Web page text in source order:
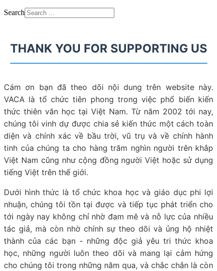
Search
THANK YOU FOR SUPPORTING US
Cám ơn bạn đã theo dõi nội dung trên website này.
VACA là tổ chức tiên phong trong việc phổ biến kiến
thức thiên văn học tại Việt Nam. Từ năm 2002 tới nay,
chúng tôi vinh dự được chia sẻ kiến thức một cách toàn
diện và chính xác về bầu trời, vũ trụ và về chính hành
tinh của chúng ta cho hàng trăm nghìn người trên khắp
Việt Nam cũng như cộng đồng người Việt hoặc sử dụng
tiếng Việt trên thế giới.
Dưới hình thức là tổ chức khoa học và giáo dục phi lợi
nhuận, chúng tôi tồn tại được và tiếp tục phát triển cho
tới ngày nay không chỉ nhờ đam mê và nỗ lực của nhiều
tác giả, mà còn nhờ chính sự theo dõi và ủng hộ nhiệt
thành của các bạn - những độc giả yêu tri thức khoa
học, những người luôn theo dõi và mang lại cảm hứng
cho chúng tôi trong những năm qua, và chắc chắn là còn